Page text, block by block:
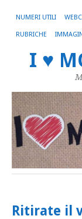
NUMERI UTILI
RUBRICHE
I ♥
Ritirate il